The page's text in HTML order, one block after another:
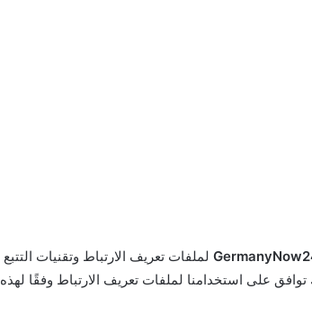
لملفات تعريف الارتباط وتقنيات التتبع
توافق على استخدامنا لملفات تعريف الارتباط وفقًا لهذه